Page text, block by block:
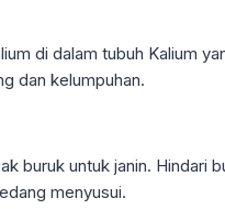
di dalam tubuh Kalium
dan kelumpuhan.
buruk untuk janin.
menyusui.